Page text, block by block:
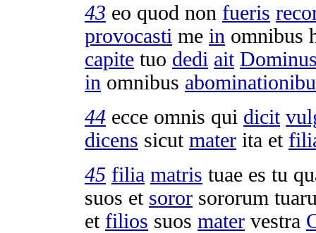
43 eo quod non fueris
provocasti me in omnibus
capite tuo dedi ait
in omnibus
44 ecce omnis qui dicit
dicens sicut mater ita et
45 filia matris tuae es tu
suos et soror sororum
et filios suos mater vestra